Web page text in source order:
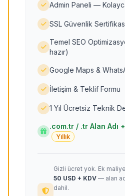
Admin Paneli —
SSL Güvenlik
Temel SEO
hazır)
Google Maps &
İletişim & Teklif Formu
1 Yıl Ücretsiz Teknik
.com.tr / .tr Alan Adı
Yıllık
Gizli ücret yok. Ek
50 USD + KDV — alan
dahil.